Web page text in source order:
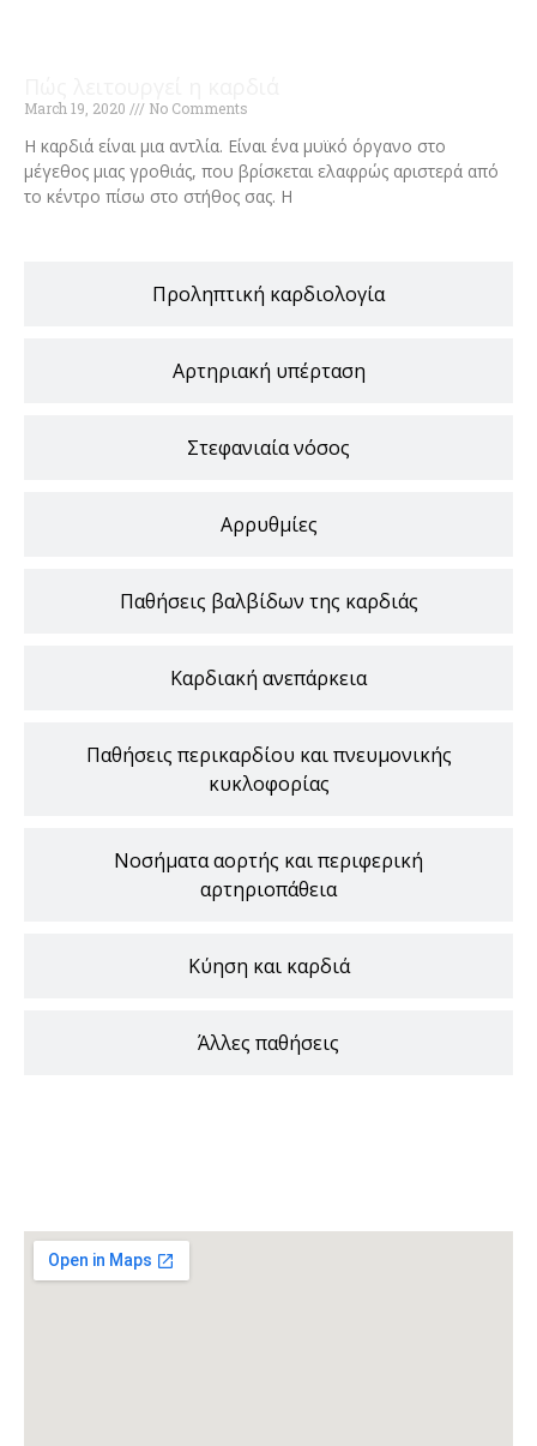
Προληπτική καρδιολογία
Αρτηριακή υπέρταση
Στεφανιαία νόσος
Αρρυθμίες
Παθήσεις βαλβίδων της καρδιάς
Καρδιακή ανεπάρκεια
Παθήσεις περικαρδίου και πνευμονικής
κυκλοφορίας
Νοσήματα αορτής και περιφερική
αρτηριοπάθεια
Κύηση και καρδιά
Άλλες παθήσεις
March 19, 2020 No Comments
Η καρδιά είναι μια αντλία. Είναι ένα μυϊκό όργανο στο
μέγεθος μιας γροθιάς, που βρίσκεται ελαφρώς αριστερά από
το κέντρο πίσω στο στήθος σας. Η